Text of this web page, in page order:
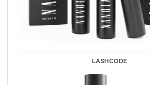
LASHCODE